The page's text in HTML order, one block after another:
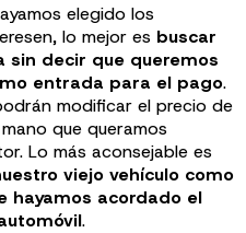
elegido los
lo mejor es buscar
sin decir que queremos
entrada para el pago.
modificar el precio de
que queramos
Lo más aconsejable es
viejo vehículo como
hayamos acordado el
.